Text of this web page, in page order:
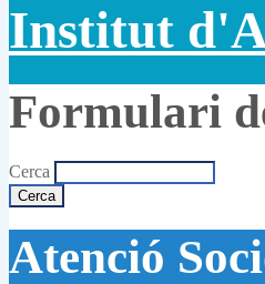
Institut
Formulari
Cerca
Atenció